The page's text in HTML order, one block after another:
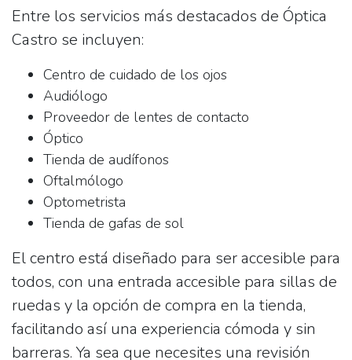
Entre los servicios más destacados de Óptica
Castro se incluyen:
Centro de cuidado de los ojos
Audiólogo
Proveedor de lentes de contacto
Óptico
Tienda de audífonos
Oftalmólogo
Optometrista
Tienda de gafas de sol
El centro está diseñado para ser accesible para
todos, con una entrada accesible para sillas de
ruedas y la opción de compra en la tienda,
facilitando así una experiencia cómoda y sin
barreras. Ya sea que necesites una revisión